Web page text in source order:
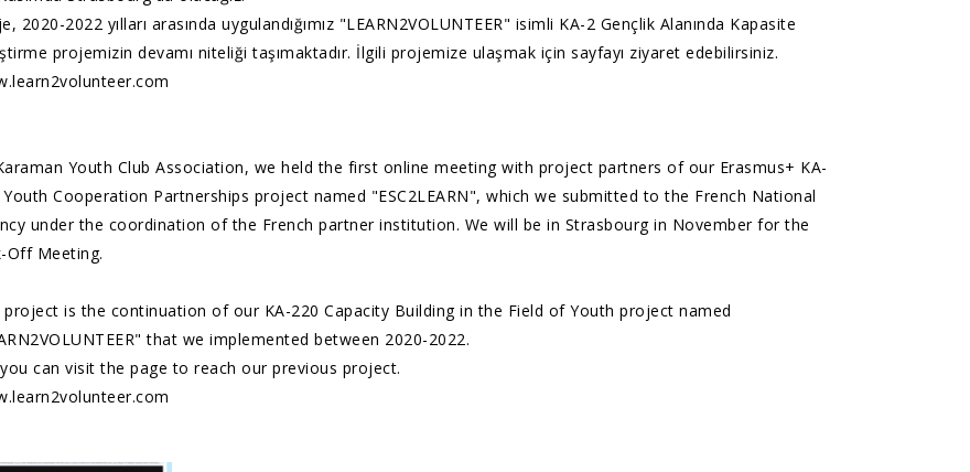
2020-2022 yılları arasında uygulandığımız "LEARN2VOLUNTEER" isimli KA-2 Gençlik Alanında Kapasite
projemizin devamı niteliği taşımaktadır. İlgili projemize ulaşmak için sayfayı ziyaret edebilirsiniz.
Youth Club Association, we held the first online meeting with project partners of our Erasmus+ KA-
Youth Cooperation Partnerships project named "ESC2LEARN", which we submitted to the French National
under the coordination of the French partner institution. We will be in Strasbourg in November for the
Off Meeting.
project is the continuation of our KA-220 Capacity Building in the Field of Youth project named
that we implemented between 2020-2022.
can visit the page to reach our previous project.